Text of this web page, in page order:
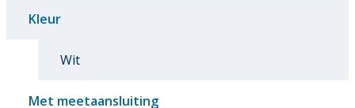
Kleur
Wit
Met meetaansluiting